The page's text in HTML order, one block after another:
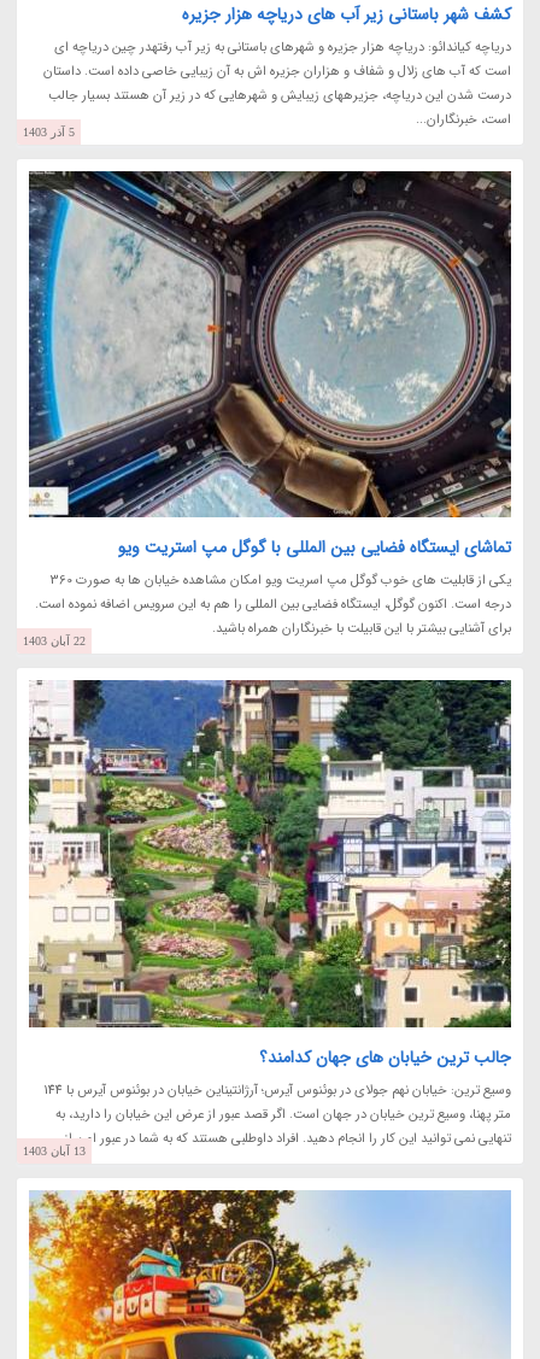
کشف شهر باستانی زیر آب های دریاچه هزار جزیره
دریاچه کیاندائو: دریاچه هزار جزیره و شهرهای باستانی به زیر آب رفتهدر چین دریاچه ای
است که آب های زلال و شفاف و هزاران جزیره اش به آن زیبایی خاصی داده است. داستان
درست شدن این دریاچه، جزیرههای زیبایش و شهرهایی که در زیر آن هستند بسیار جالب
است، خبرنگاران...
5 آذر 1403
تماشای ایستگاه فضایی بین المللی با گوگل مپ استریت ویو
یکی از قابلیت های خوب گوگل مپ اسریت ویو امکان مشاهده خیابان ها به صورت 360
درجه است. اکنون گوگل، ایستگاه فضایی بین المللی را هم به این سرویس اضافه نموده است.
برای آشنایی بیشتر با این قابیلت با خبرنگاران همراه باشید.
22 آبان 1403
جالب ترین خیابان های جهان کدامند؟
وسیع ترین: خیابان نهم جولای در بوئنوس آیرس؛ آرژانتیناین خیابان در بوئنوس آیرس با 144
متر پهنا، وسیع ترین خیابان در جهان است. اگر قصد عبور از عرض این خیابان را دارید، به
تنهایی نمی توانید این کار را انجام دهید. افراد داوطلبی هستند که به شما در عبور امن از...
13 آبان 1403